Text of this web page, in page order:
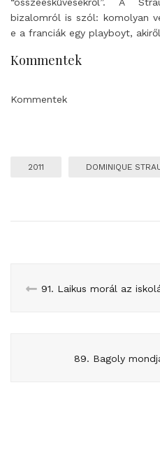
bizalomról is szól: komolyan
e a franciák egy playboyt,
Kommentek
Kommentek
2011 DOMINIQUE
91. Laikus morál az
89. Bagoly